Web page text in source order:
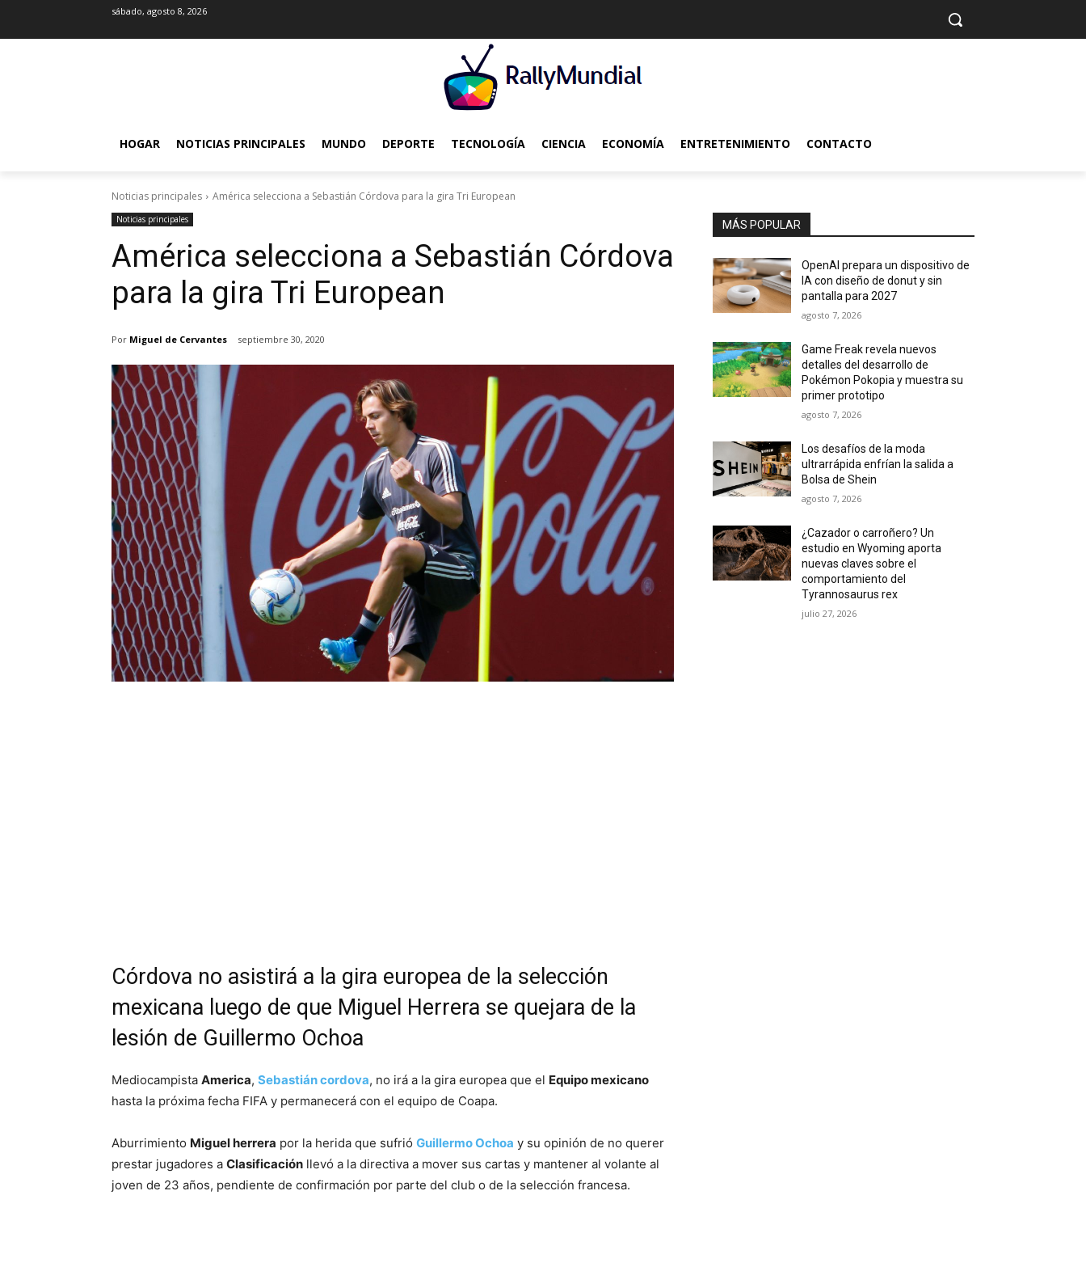
sábado, agosto 8, 2026
HOGAR NOTICIAS PRINCIPALES MUNDO DEPORTE TECNOLOGÍA CIENCIA ECONOMÍA ENTRETENIMIENTO CONTACTO
Noticias principales América selecciona a Sebastián Córdova para la gira Tri European
Noticias principales
América selecciona a Sebastián Córdova
para la gira Tri European
Por Miguel de Cervantes septiembre 30, 2020
Córdova no asistirá a la gira europea de la selección
mexicana luego de que Miguel Herrera se quejara de la
lesión de Guillermo Ochoa
Mediocampista America, Sebastián cordova, no irá a la gira europea que el Equipo mexicano
hasta la próxima fecha FIFA y permanecerá con el equipo de Coapa.
Aburrimiento Miguel herrera por la herida que sufrió Guillermo Ochoa y su opinión de no querer
prestar jugadores a Clasificación llevó a la directiva a mover sus cartas y mantener al volante al
joven de 23 años, pendiente de confirmación por parte del club o de la selección francesa.
MÁS POPULAR
OpenAI prepara un dispositivo de
IA con diseño de donut y sin
pantalla para 2027
agosto 7, 2026
Game Freak revela nuevos
detalles del desarrollo de
Pokémon Pokopia y muestra su
primer prototipo
agosto 7, 2026
Los desafíos de la moda
ultrarrápida enfrían la salida a
Bolsa de Shein
agosto 7, 2026
¿Cazador o carroñero? Un
estudio en Wyoming aporta
nuevas claves sobre el
comportamiento del
Tyrannosaurus rex
julio 27, 2026